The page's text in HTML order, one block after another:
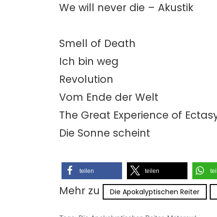
We will never die – Akustik
Smell of Death
Ich bin weg
Revolution
Vom Ende der Welt
The Great Experience of
Die Sonne scheint
teilen teilen
Mehr zu Die Apokalyptischen Reiter